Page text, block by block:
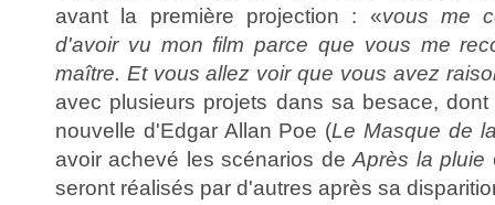
avant la première projection : «vous me
d'avoir vu mon film parce que vous me
maître. Et vous allez voir que vous avez
avec plusieurs projets dans sa besace,
nouvelle d'Edgar Allan Poe (Le Masque de
avoir achevé les scénarios deAprès la pluie
seront réalisés par d'autres après sa